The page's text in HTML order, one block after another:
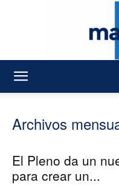
Archivos
El Pleno da un
para crear un...